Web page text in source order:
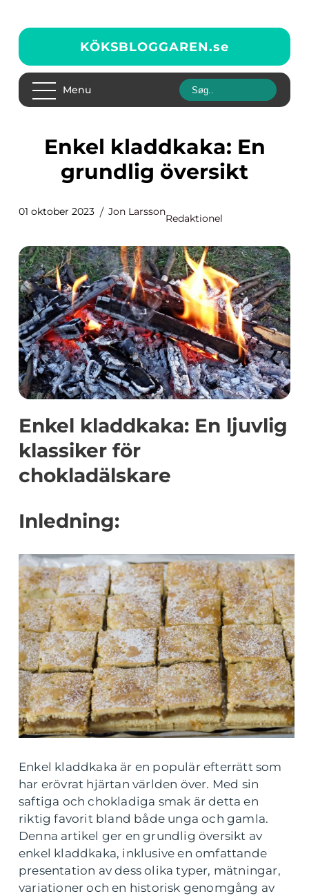
KÖKSBLOGGAREN.se
Menu
Enkel kladdkaka: En
grundlig översikt
01 oktober 2023 Jon Larsson
Redaktionel
Enkel kladdkaka: En ljuvlig
klassiker för
chokladälskare
Inledning:
Enkel kladdkaka är en populär efterrätt som
har erövrat hjärtan världen över. Med sin
saftiga och chokladiga smak är detta en
riktig favorit bland både unga och gamla.
Denna artikel ger en grundlig översikt av
enkel kladdkaka, inklusive en omfattande
presentation av dess olika typer, mätningar,
variationer och en historisk genomgång av